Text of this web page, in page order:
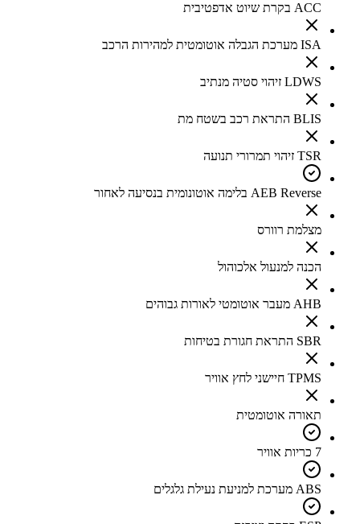
ACC בקרת שיוט אדפטיבית
ISA מערכת הגבלה אוטומטית למהירות הרכב
LDWS זיהוי סטיה מנתיב
BLIS התראת רכב בשטח מת
TSR זיהוי תמרורי תנועה
AEB Reverse בלימה אוטונומית בנסיעה לאחור
מצלמת רוורס
הכנה למנעול אלכוהול
AHB מעבר אוטומטי לאורות גבוהים
SBR התראת חגורת בטיחות
TPMS חיישני לחץ אוויר
תאורה אוטומטית
7 כריות אוויר
ABS מערכת למניעת נעילת גלגלים